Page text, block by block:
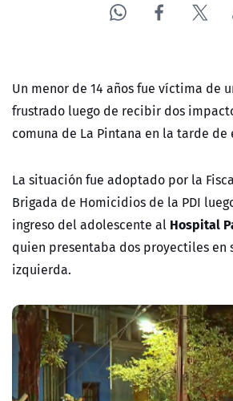
ÁREA DE PROYECTOS
Un menor de 14 años fue víctima de
frustrado luego de recibir dos
comuna de La Pintana en la tarde de
La situación fue adoptado por la
Brigada de Homicidios de la PDI
ingreso del adolescente al Hospital
quien presentaba dos proyectiles en
izquierda.